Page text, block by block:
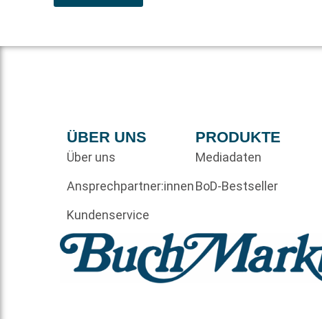
ÜBER UNS
Über uns
Ansprechpartner:innen
Kundenservice
PRODUKTE
Mediadaten
BoD-Bestseller